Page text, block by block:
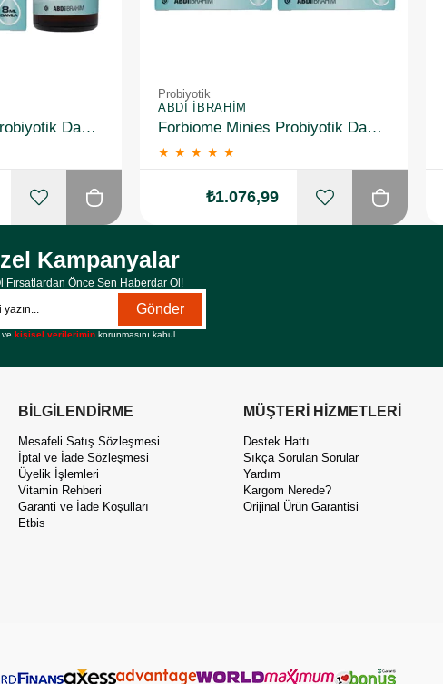
Forbiome Minies Probiyotik Damla 8 ml
Probiyotik
ABDI İBRAHIM
Forbiome Minies Probiyotik Damla 8 ml 2 Adet
★ ★ ★ ★ ★
₺1.076,99
Kampanyalar
Fırsatlardan Önce Sen Haberdar Ol!
Gönder
vekişisel verilerimin korunmasını kabul
BİLGİLENDİRME
Mesafeli Satış Sözleşmesi
İptal ve İade Sözleşmesi
Üyelik İşlemleri
Vitamin Rehberi
Garanti ve İade Koşulları
Etbis
MÜŞTERİ HİZMETLERİ
Destek Hattı
Sıkça Sorulan Sorular
Yardım
Kargom Nerede?
Orijinal Ürün Garantisi